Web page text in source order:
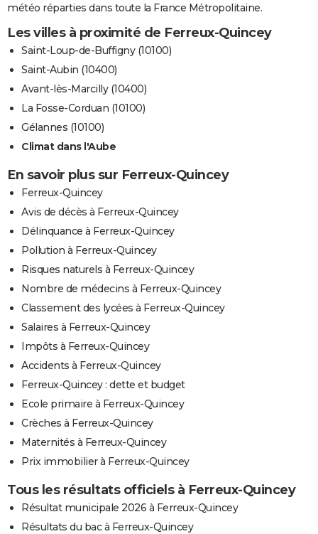
météo réparties dans toute la France Métropolitaine.
Les villes à proximité de Ferreux-Quincey
Saint-Loup-de-Buffigny (10100)
Saint-Aubin (10400)
Avant-lès-Marcilly (10400)
La Fosse-Corduan (10100)
Gélannes (10100)
Climat dans l'Aube
En savoir plus sur Ferreux-Quincey
Ferreux-Quincey
Avis de décès à Ferreux-Quincey
Délinquance à Ferreux-Quincey
Pollution à Ferreux-Quincey
Risques naturels à Ferreux-Quincey
Nombre de médecins à Ferreux-Quincey
Classement des lycées à Ferreux-Quincey
Salaires à Ferreux-Quincey
Impôts à Ferreux-Quincey
Accidents à Ferreux-Quincey
Ferreux-Quincey : dette et budget
Ecole primaire à Ferreux-Quincey
Crèches à Ferreux-Quincey
Maternités à Ferreux-Quincey
Prix immobilier à Ferreux-Quincey
Tous les résultats officiels à Ferreux-Quincey
Résultat municipale 2026 à Ferreux-Quincey
Résultats du bac à Ferreux-Quincey